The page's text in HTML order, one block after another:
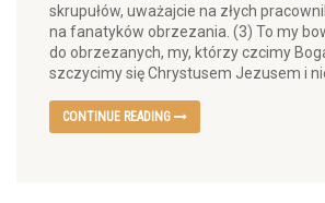
skrupułów, uważajcie na złych
na fanatyków obrzezania. (3) To my
do obrzezanych, my, którzy czcimy
szczycimy się Chrystusem Jezusem i
CONTINUE READING